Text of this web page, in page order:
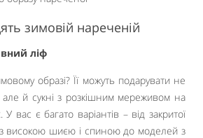
зимовій нареченій
ліф
образі? Її можуть подарувати не
але й сукні з розкішним мереживом на
вас є багато варіантів – від закритої
високою шиєю і спиною до моделей з